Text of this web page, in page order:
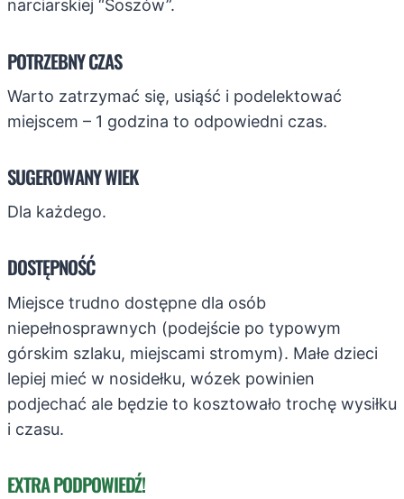
narciarskiej “Soszów”.
POTRZEBNY CZAS
Warto zatrzymać się, usiąść i podelektować
miejscem – 1 godzina to odpowiedni czas.
SUGEROWANY WIEK
Dla każdego.
DOSTĘPNOŚĆ
Miejsce trudno dostępne dla osób
niepełnosprawnych (podejście po typowym
górskim szlaku, miejscami stromym). Małe dzieci
lepiej mieć w nosidełku, wózek powinien
podjechać ale będzie to kosztowało trochę wysiłku
i czasu.
EXTRA PODPOWIEDŹ!